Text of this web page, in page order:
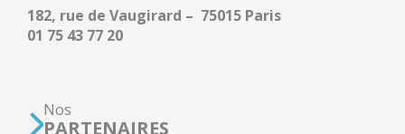
182, rue de Vaugirard – 75015 Paris
01 75 43 77 20
Nos
PARTENAIRES